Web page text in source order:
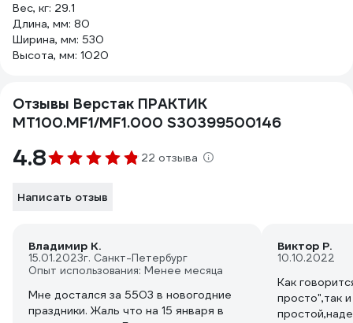
Вес, кг: 29.1
Длина, мм: 80
Ширина, мм: 530
Высота, мм: 1020
Отзывы Верстак ПРАКТИК
MT100.MF1/MF1.000 S30399500146
4.8 22 отзыва
Написать отзыв
Владимир К.
15.01.2023г. Санкт-Петербург
Опыт использования: Менее месяца
Мне достался за 5503 в новогодние
праздники. Жаль что на 15 января в
Виктор Р.
10.10.2022
Как
просто",так